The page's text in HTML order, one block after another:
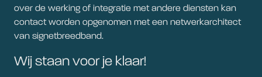
over de werking of integratie met andere diensten kan
contact worden opgenomen met een netwerkarchitect
van signetbreedband.
Wij staan voor je klaar!